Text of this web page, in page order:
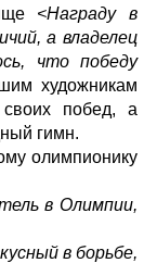
<Награду в
а владелец
что победу
художникам
побед, а
гимн.
олимпионику
в Олимпии,
в борьбе,